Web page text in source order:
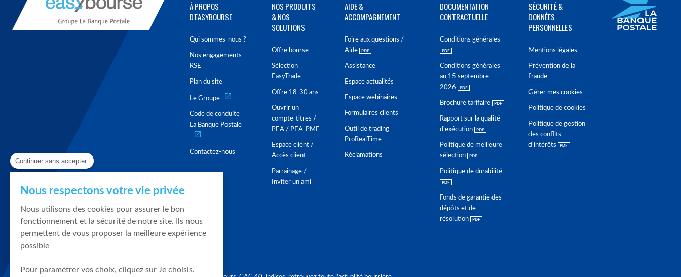
À PROPOS
D'EASYBOURSE
Qui sommes-nous ?
Nos engagements
RSE
Plan du site
Le Groupe
Code de conduite
La Banque Postale
Contactez-nous
NOS PRODUITS
& NOS
SOLUTIONS
Offre bourse
Sélection
EasyTrade
Offre 18-30 ans
Ouvrir un
compte-titres /
PEA / PEA-PME
Espace client /
Accès client
Parrainage /
Inviter un ami
AIDE &
ACCOMPAGNEMENT
Foire aux questions /
Aide
Assistance
Espace actualités
Espace webinaires
Formulaires clients
Outil de trading
ProRealTime
Réclamations
DOCUMENTATION
CONTRACTUELLE
Conditions générales
Conditions générales
au 15 septembre
2026
Brochure tarifaire
Rapport sur la qualité
d'exécution
Politique de meilleure
sélection
Politique de durabilité
Fonds de garantie des
dépôts et de
résolution
SÉCURITÉ &
DONNÉES
PERSONNELLES
Mentions légales
Prévention de la
fraude
Gérer mes cookies
Politique de cookies
Politique de gestion
des conflits
d'intérêts
Continuer sans accepter
Nous respectons votre vie privée
Nous utilisons des cookies pour assurer le bon
fonctionnement et la sécurité de notre site. Ils nous
permettent de vous proposer la meilleure expérience
possible
Pour paramétrer vos choix, cliquez sur Je choisis.